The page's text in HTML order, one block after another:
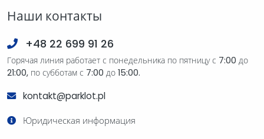
Наши контакты
+48 22 699 91 26
Горячая линия работает с понедельника по пятницу с 7:00 до
21:00, по субботам с 7:00 до 15:00.
kontakt@parklot.pl
Юридическая информация